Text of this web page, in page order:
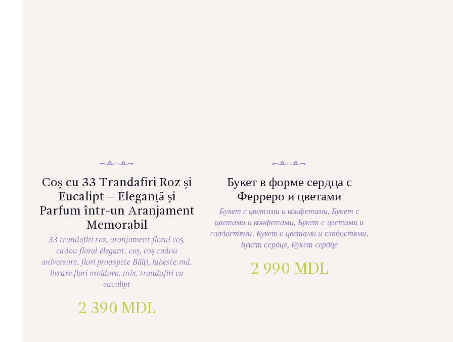
Coș cu 33 Trandafiri Roz și
Eucalipt – Eleganță și
Parfum într-un Aranjament
Memorabil
33 trandafiri roz, aranjament floral coș,
cadou floral elegant, coș,coș cadou
aniversare, flori proaspete Bălți, iubeste.md,
livrare flori moldova, mix, trandafiri cu
eucalipt
2 390 MDL
Букет в форме сердца с
Ферреро и цветами
Букет с цветами и конфетами,Букет с
цветами и конфетами, Букет с цветами и
сладостями, Букет с цветами и сладостями,
Букет сердце,Букет сердце
2 990 MDL